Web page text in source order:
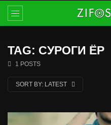
TAG: СУРОГИ ЁР
1 POSTS
SORT BY: LATEST